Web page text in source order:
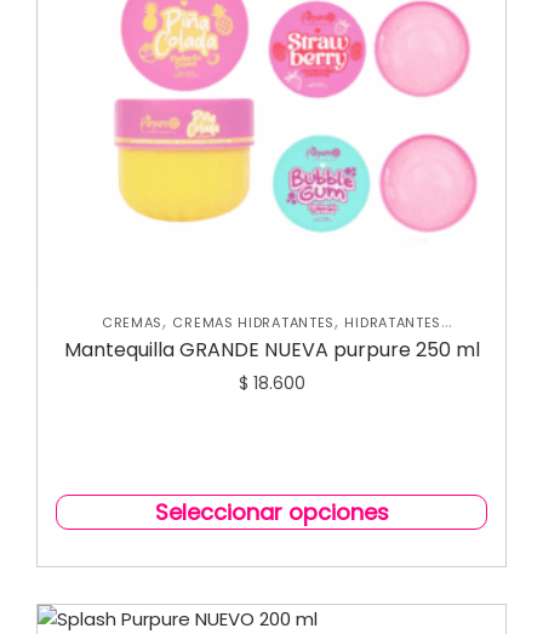
CREMAS, CREMAS HIDRATANTES, HIDRATANTES
CORPORALES, NUEVA COLECCIÓN ,SKIN CARE CORPORAL
Mantequilla GRANDE NUEVA purpure 250 ml
$ 18.600
Seleccionar opciones